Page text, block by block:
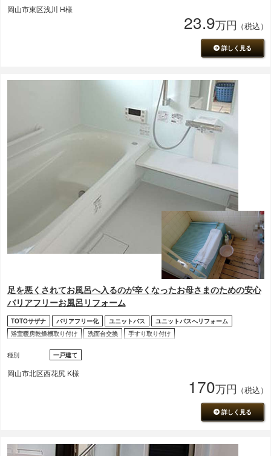
岡山市東区浅川 H様
23.9万円 （税込）
詳しく見る
足を悪くされてお風呂へ入るのが辛くなったお母さまのための安心
バリアフリーお風呂リフォーム
TOTOサザナ バリアフリー化 ユニットバス
ユニットバスへリフォーム
浴室暖房乾燥機取り付け
洗面台交換
手すり取り付け
種別
一戸建て
岡山市北区西花尻 K様
170万円 （税込）
詳しく見る